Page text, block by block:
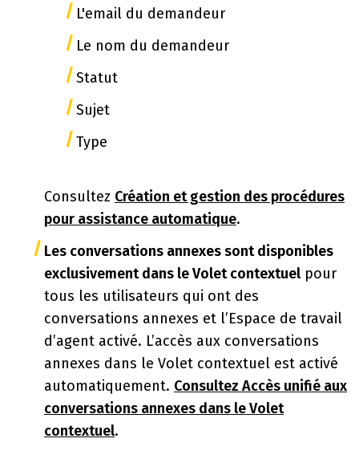
L'email du demandeur
Le nom du demandeur
Statut
Sujet
Type
Consultez Création et gestion des procédures
pour assistance automatique.
Les conversations annexes sont disponibles
exclusivement dans le Volet contextuel pour
tous les utilisateurs qui ont des
conversations annexes et l’Espace de travail
d’agent activé. L’accès aux conversations
annexes dans le Volet contextuel est activé
automatiquement. Consultez Accès unifié aux
conversations annexes dans le Volet
contextuel.